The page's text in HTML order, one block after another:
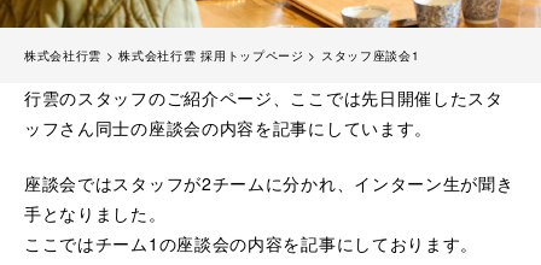
株式会社行雲 >株式会社行雲 採用トップページ > スタッフ座談会1
行雲のスタッフのご紹介ページ、ここでは先日開催したスタ
ッフさん同士の座談会の内容を記事にしています。
座談会ではスタッフが2チームに分かれ、インターン生が聞き
手となりました。
ここではチーム1の座談会の内容を記事にしております。